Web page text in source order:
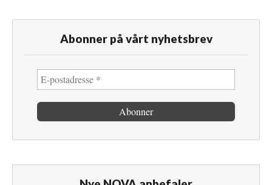
Abonner på vårt nyhetsbrev